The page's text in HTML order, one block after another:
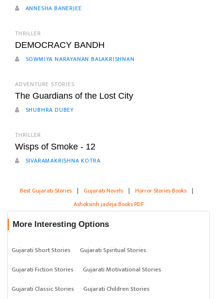
ANNESHA BANERJEE
THRILLER
DEMOCRACY BANDH
SOWMIYA NARAYANAN BALAKRISHNAN
ADVENTURE STORIES
The Guardians of the Lost City
SHUBHRA DUBEY
THRILLER
Wisps of Smoke - 12
SIVARAMAKRISHNA KOTRA
Best Gujarati Stories | Gujarati Novels | Horror Stories Books |
Ashoksinh jadeja Books PDF
More Interesting Options
Gujarati Short Stories
Gujarati Spiritual Stories
Gujarati Fiction Stories
Gujarati Motivational Stories
Gujarati Classic Stories
Gujarati Children Stories